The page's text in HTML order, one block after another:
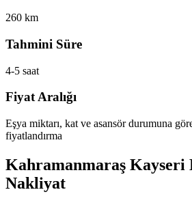
260 km
Tahmini Süre
4-5 saat
Fiyat Aralığı
Eşya miktarı, kat ve asansör durumuna
fiyatlandırma
Kahramanmaraş Kayseri
Nakliyat